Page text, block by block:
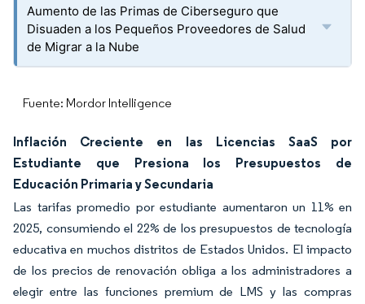
Aumento de las Primas de Ciberseguro que
Disuaden a los Pequeños Proveedores de Salud
de Migrar a la Nube
Fuente: Mordor Intelligence
Inflación Creciente en las Licencias SaaS por
Estudiante que Presiona los Presupuestos de
Educación Primaria y Secundaria
Las tarifas promedio por estudiante aumentaron un 11% en
2025, consumiendo el 22% de los presupuestos de tecnología
educativa en muchos distritos de Estados Unidos. El impacto
de los precios de renovación obliga a los administradores a
elegir entre las funciones premium de LMS y las compras